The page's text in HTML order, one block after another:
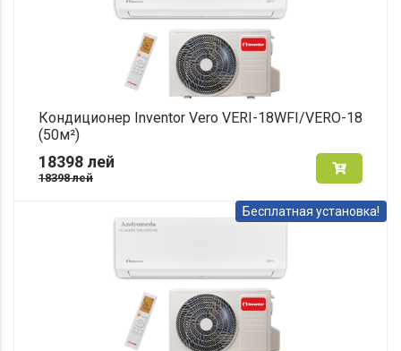
Кондиционер Inventor Vero VERI-18WFI/VERO-18
(50м²)
18398 лей
18398лей
Бесплатная установка!